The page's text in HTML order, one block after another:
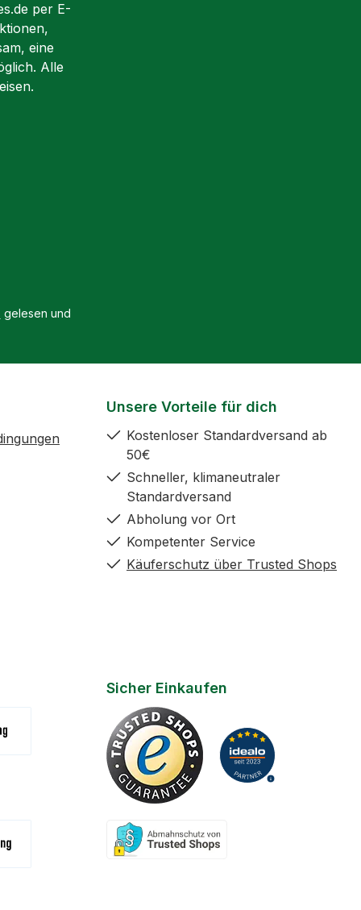
per E-
eine
Alle
gelesen und
Unsere Vorteile für dich
Kostenloser Standardversand ab
50€
Schneller, klimaneutraler
Standardversand
Abholung vor Ort
Kompetenter Service
Käuferschutz über Trusted Shops
7 Tage)
Sicher Einkaufen